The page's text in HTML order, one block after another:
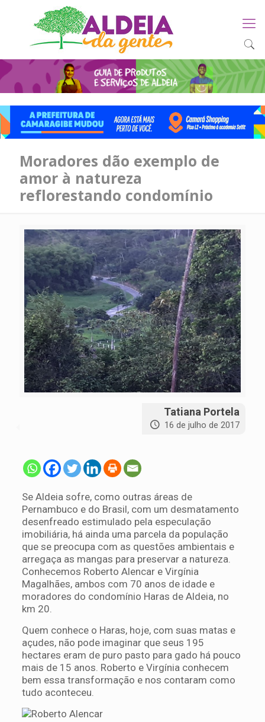
Moradores dão exemplo de
amor à natureza
reflorestando condomínio
Tatiana Portela
16 de julho de 2017
Se Aldeia sofre, como outras áreas de
Pernambuco e do Brasil, com um desmatamento
desenfreado estimulado pela especulação
imobiliária, há ainda uma parcela da população
que se preocupa com as questões ambientais e
arregaça as mangas para preservar a natureza.
Conhecemos Roberto Alencar e Virgínia
Magalhães, ambos com 70 anos de idade e
moradores do condomínio Haras de Aldeia, no
km 20.
Quem conhece o Haras, hoje, com suas matas e
açudes, não pode imaginar que seus 195
hectares eram de puro pasto para gado há pouco
mais de 15 anos. Roberto e Virgínia conhecem
bem essa transformação e nos contaram como
tudo aconteceu.